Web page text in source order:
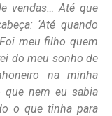
vendas… Até que
‘Até quando
meu filho quem
do meu sonho de
na minha
que nem eu sabia
o que tinha para